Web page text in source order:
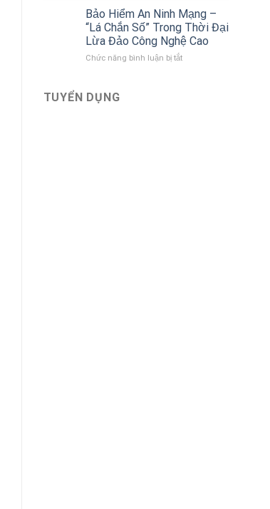
Bảo
hiểm
Bảo
Việt
mới
hiểm
Bảo
Việt
tri
ân
Bảo Hiểm An Ninh Mạng –
“Lá Chắn Số” Trong Thời Đại
Lừa Đảo Công Nghệ Cao
Chức năng bình luận bị tắtở
TUYỂN DỤNG